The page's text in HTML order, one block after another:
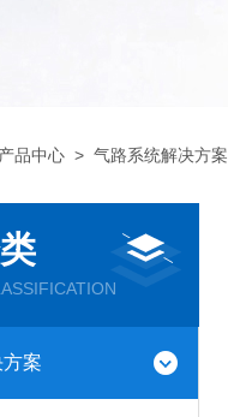
产品中心> 气路系统解决方案
案